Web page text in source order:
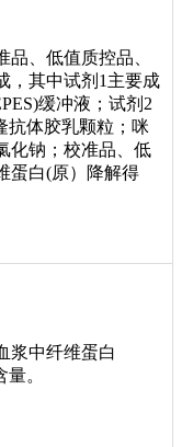
、低值质控品、
，其中试剂1主要成
缓冲液；试剂2
抗体胶乳颗粒；咪
化钠；校准品、低
蛋白(原）降解得
浆中纤维蛋白
。